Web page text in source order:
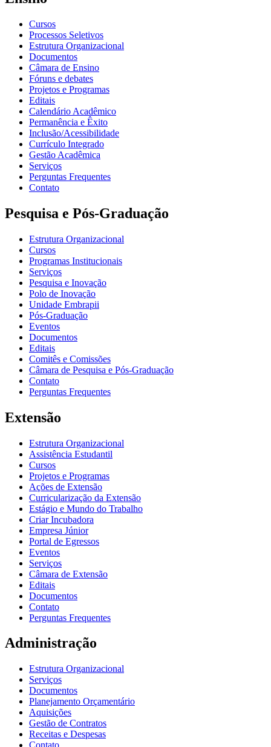
Cursos
Processos Seletivos
Estrutura Organizacional
Documentos
Câmara de Ensino
Fóruns e debates
Projetos e Programas
Editais
Calendário Acadêmico
Permanência e Êxito
Inclusão/Acessibilidade
Currículo Integrado
Gestão Acadêmica
Serviços
Perguntas Frequentes
Contato
Pesquisa e Pós-Graduação
Estrutura Organizacional
Cursos
Programas Institucionais
Serviços
Pesquisa e Inovação
Polo de Inovação
Unidade Embrapii
Pós-Graduação
Eventos
Documentos
Editais
Comitês e Comissões
Câmara de Pesquisa e Pós-Graduação
Contato
Perguntas Frequentes
Extensão
Estrutura Organizacional
Assistência Estudantil
Cursos
Projetos e Programas
Ações de Extensão
Curricularização da Extensão
Estágio e Mundo do Trabalho
Criar Incubadora
Empresa Júnior
Portal de Egressos
Eventos
Serviços
Câmara de Extensão
Editais
Documentos
Contato
Perguntas Frequentes
Administração
Estrutura Organizacional
Serviços
Documentos
Planejamento Orçamentário
Aquisições
Gestão de Contratos
Receitas e Despesas